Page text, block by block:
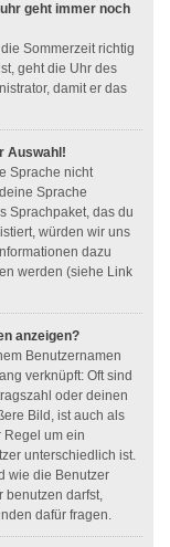
geht immer noch
Sommerzeit richtig
geht die Uhr des
damit er das
Auswahl!
Sprache nicht
Sprache
Sprachpaket, das du
würden wir uns
dazu
werden (siehe Link
anzeigen?
Benutzernamen
verknüpft: Oft sind
oder deinen
Bild, ist auch als
Regel um ein
unterschiedlich ist.
wie die Benutzer
benutzen darfst,
dafür fragen.